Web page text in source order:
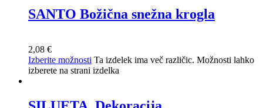
SANTO Božična snežna krogla
2,08 €
Izberite možnosti Ta izdelek ima več različic. Možnosti lahko
izberete na strani izdelka